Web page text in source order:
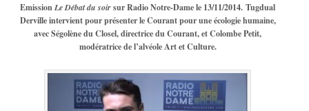
EmissionLe Débat du soirsur Radio Notre-Dame le 13/11/2014. Tugdual
Derville intervientpour présenter le Courant pour une écologie humaine,
avec Ségolène du Closel, directrice du Courant, et Colombe Petit,
modératrice de l’alvéole Art et Culture.